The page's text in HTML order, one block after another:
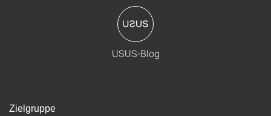
USUS-Blog
Zielgruppe